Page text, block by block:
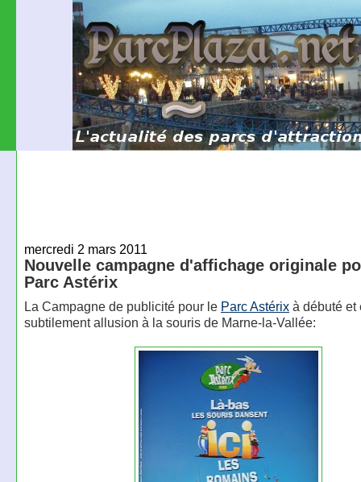
mercredi 2 mars 2011
Nouvelle campagne d'affichage originale
Parc Astérix
La Campagne de publicité pour le Parc Astérixà débuté et
subtilement allusion à la souris de Marne-la-Vallée: